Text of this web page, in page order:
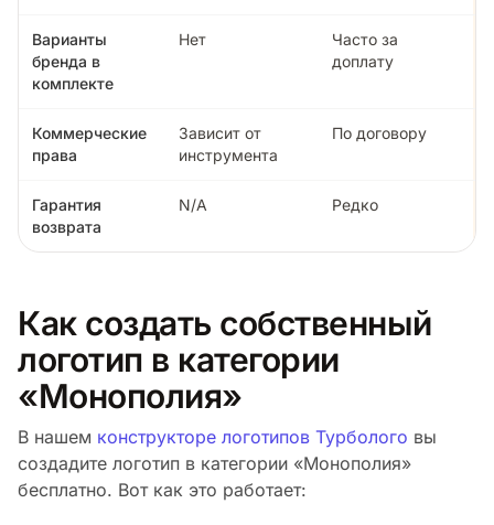
Варианты
бренда в
комплекте
Нет
Часто за
доплату
Коммерческие
права
Зависит от
инструмента
По договору
Гарантия
возврата
N/A Редко
Как создать собственный
логотип в категории
«Монополия»
В нашем конструкторе логотипов Турболого вы
создадите логотип в категории «Монополия»
бесплатно. Вот как это работает: